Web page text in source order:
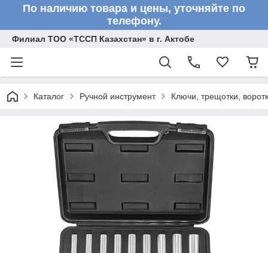
По наличию товара и цены, уточняйте по
телефону.
Филиал ТОО «ТССП Казахстан» в г. Актобе
Каталог Ручной инструмент Ключи, трещотки,